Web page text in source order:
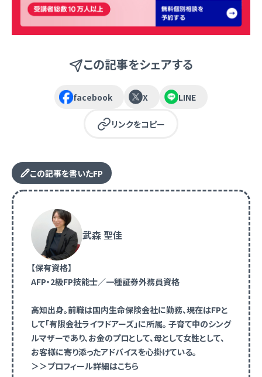
この記事をシェアする
facebook X LINE
リンクをコピー
この記事を書いたFP
武森 聖佳
【保有資格】
AFP・2級FP技能士／一種証券外務員資格
高知出身。前職は国内生命保険会社に勤務、現在はFPと
して「有限会社ライフドアーズ」に所属。 子育て中のシング
ルマザーであり、お金のプロとして、母として女性として、
お客様に寄り添ったアドバイスを心掛けている。
＞＞プロフィール詳細はこちら